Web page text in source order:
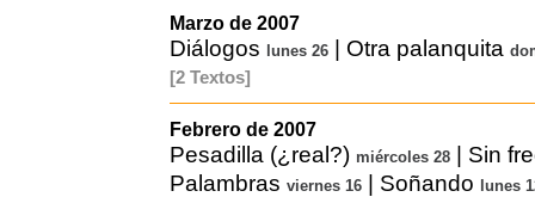
Marzo de 2007
Diálogos lunes 26 Otra palanquita
[2 Textos]
Febrero de 2007
Pesadilla (¿real?) miércoles 28
Sin
Palambras viernes 16 Soñando lunes